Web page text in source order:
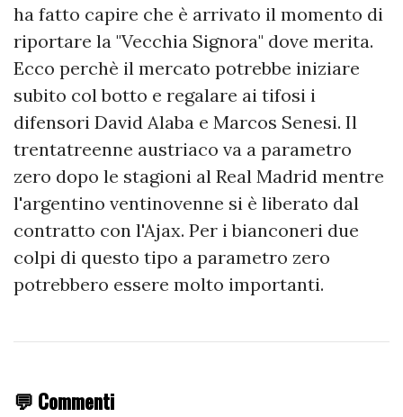
ha fatto capire che è arrivato il momento di
riportare la "Vecchia Signora" dove merita.
Ecco perchè il mercato potrebbe iniziare
subito col botto e regalare ai tifosi i
difensori David Alaba e Marcos Senesi. Il
trentatreenne austriaco va a parametro
zero dopo le stagioni al Real Madrid mentre
l'argentino ventinovenne si è liberato dal
contratto con l'Ajax. Per i bianconeri due
colpi di questo tipo a parametro zero
potrebbero essere molto importanti.
💬 Commenti